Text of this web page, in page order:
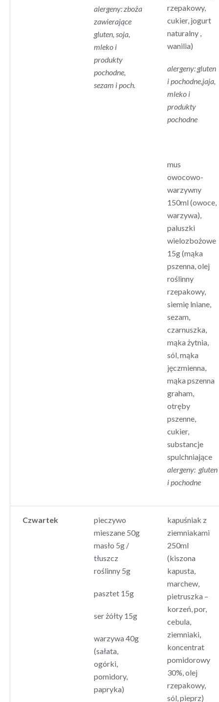
alergeny: zboża
zawierające
gluten, soja,
mleko i
produkty
pochodne,
sezam i poch.
rzepakowy,
cukier, jogurt
naturalny ,
wanilia)
alergeny: gluten
i pochodne,jaja,
mleko i
produkty
pochodne
mus
owocowo-
warzywny
150ml (owoce,
warzywa),
paluszki
wielozbożowe
15g (mąka
pszenna, olej
roślinny
rzepakowy,
siemię lniane,
sezam,
czarnuszka,
mąka żytnia,
sól, mąka
jęczmienna,
mąka pszenna
graham,
otręby
pszenne,
cukier,
substancje
spulchniające
alergeny: gluten
i pochodne
Czwartek
pieczywo
mieszane 50g
masło 5g /
tłuszcz
roślinny 5g
pasztet 15g
ser żółty 15g
warzywa 40g
(sałata,
ogórki,
pomidory,
papryka)
kapuśniak z
ziemniakami
250ml
(kiszona
kapusta,
marchew,
pietruszka –
korzeń, por,
cebula,
ziemniaki,
koncentrat
pomidorowy
30%, olej
rzepakowy,
sól, pieprz)